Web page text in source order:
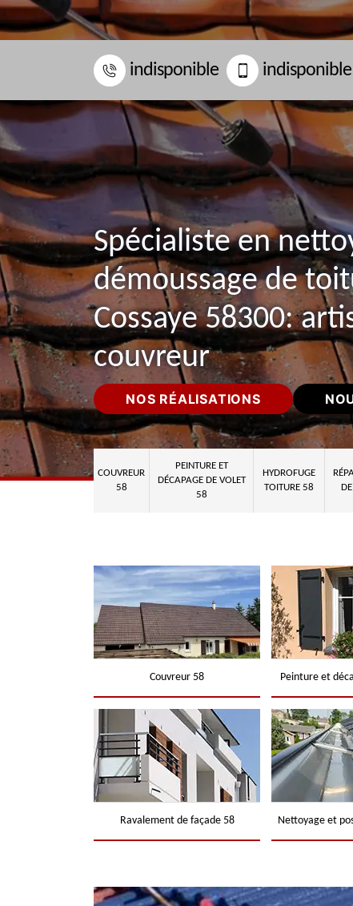
indisponible indisponible
Spécialiste en
démoussage de
Cossaye 58300:
couvreur
NOS RÉALISATIONS
COUVREUR
58
PEINTURE ET
DÉCAPAGE DE VOLET
58
HYDROFUGE
TOITURE 58
Couvreur 58 Peinture et
Ravalement de façade 58 Nettoyage et